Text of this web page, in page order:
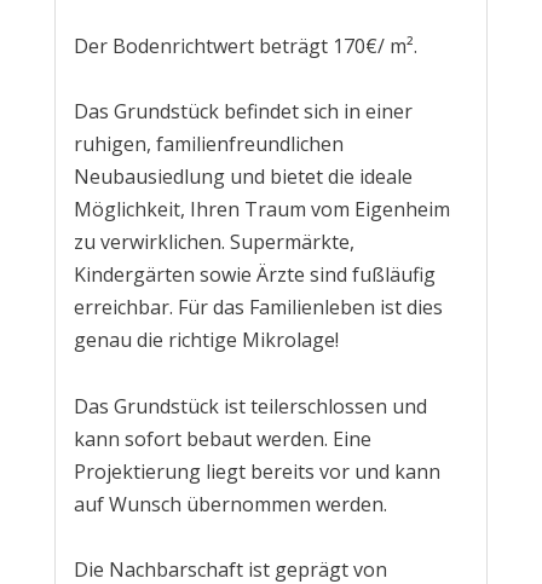
Der Bodenrichtwert beträgt 170€/ m².
Das Grundstück befindet sich in einer
ruhigen, familienfreundlichen
Neubausiedlung und bietet die ideale
Möglichkeit, Ihren Traum vom Eigenheim
zu verwirklichen. Supermärkte,
Kindergärten sowie Ärzte sind fußläufig
erreichbar. Für das Familienleben ist dies
genau die richtige Mikrolage!
Das Grundstück ist teilerschlossen und
kann sofort bebaut werden. Eine
Projektierung liegt bereits vor und kann
auf Wunsch übernommen werden.
Die Nachbarschaft ist geprägt von